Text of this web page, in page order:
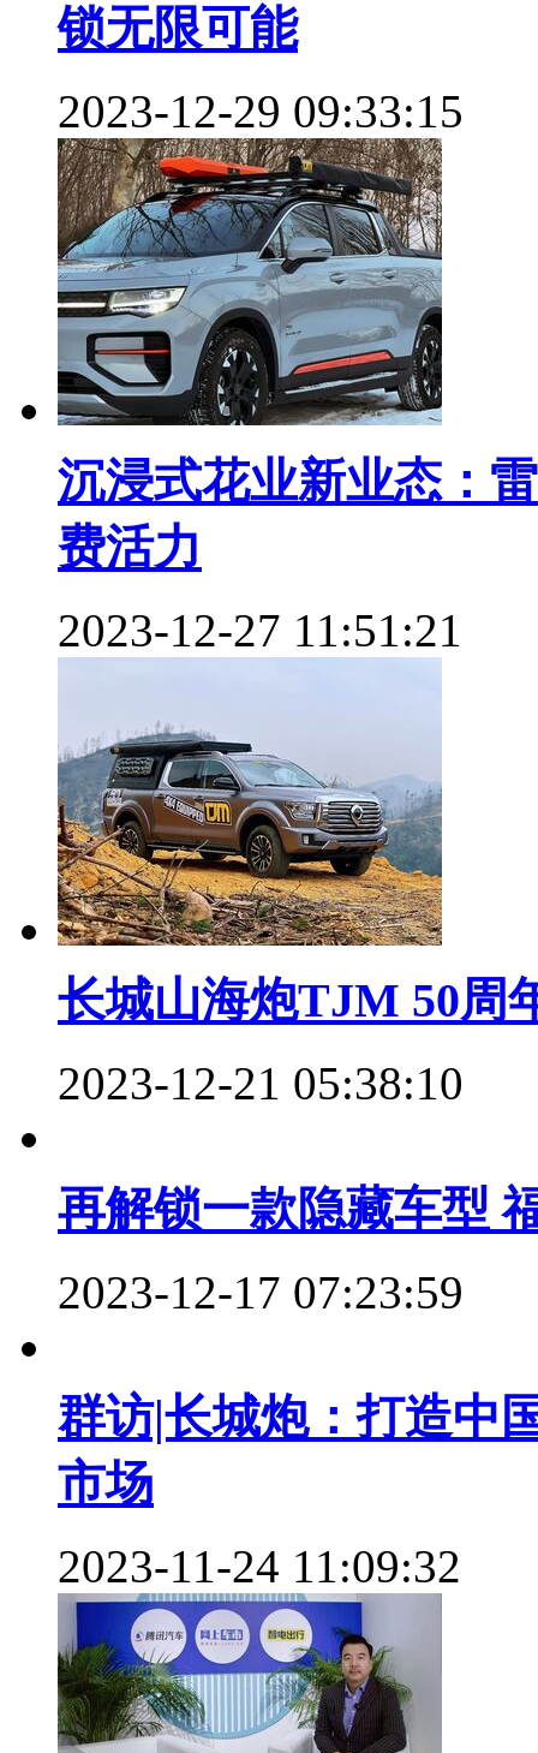
锁无限可能
2023-12-29 09:33:15
沉浸式花业新业态：
费活力
2023-12-27 11:51:21
长城山海炮TJM 50周
2023-12-21 05:38:10
再解锁一款隐藏车型
2023-12-17 07:23:59
群访|长城炮：打造中
市场
2023-11-24 11:09:32